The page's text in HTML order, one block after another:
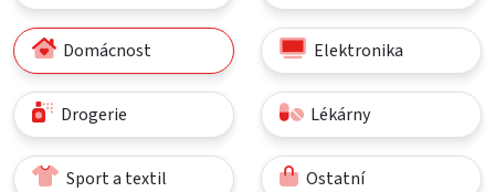
Domácnost Elektronika
Drogerie Lékárny
Sport a textil Ostatní